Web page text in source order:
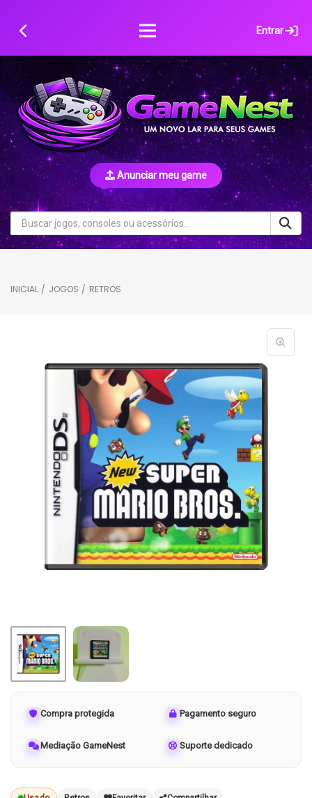
Entrar
Anunciar meu game
INICIAL / JOGOS / RETROS
Compra protegida Pagamento seguro
Mediação GameNest Suporte dedicado